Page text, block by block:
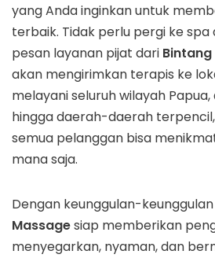
yang Anda inginkan untuk
terbaik. Tidak perlu pergi ke spa
pesan layanan pijat dari
akan mengirimkan terapis ke
melayani seluruh wilayah
hingga daerah-daerah
semua pelanggan bisa
mana saja.
Dengan keunggulan-keunggulan
Massagesiap memberikan
menyegarkan, nyaman, dan